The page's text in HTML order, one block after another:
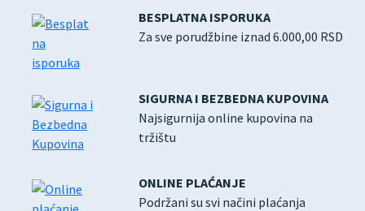
BESPLATNA ISPORUKA
Za sve porudžbine iznad 6.000,00 RSD
SIGURNA I BEZBEDNA KUPOVINA
Najsigurnija online kupovina na
tržištu
ONLINE PLAĆANJE
Podržani su svi načini plaćanja